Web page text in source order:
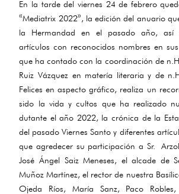
En la tarde del viernes 24 de febrero
«Mediatrix 2022», la edición del anuario
la Hermandad en el pasado año, así
artículos con reconocidos nombres en
que ha contado con la coordinación de
Ruiz Vázquez en matería literaria y de
Felices en aspecto gráfico, realiza un
sido la vida y cultos que ha realizado
dutante el año 2022, la crónica de la
del pasado Viernes Santo y diferentes
que agredecer su participación a Sr.
José Ángel Saiz Meneses, el alcade de
Muñoz Martínez, el rector de nuestra
Ojeda Ríos, María Sanz, Paco Robles,